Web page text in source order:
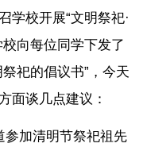
学校开展“文明祭祀·
向每位同学下发了
祀的倡议书”，今天
面谈几点建议：
参加清明节祭祀祖先